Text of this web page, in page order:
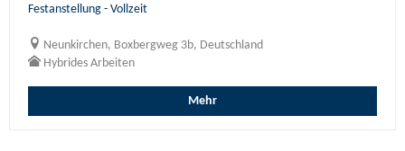
Festanstellung - Vollzeit
Neunkirchen, Boxbergweg 3b, Deutschland
Hybrides Arbeiten
Mehr